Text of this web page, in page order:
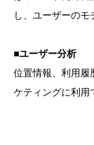
し、ユーザーのモ
■ユーザー分析
位置情報、利用履
ケティングに利用